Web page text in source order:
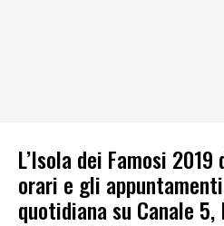
L’Isola dei Famosi
orari e gli
quotidiana su Canale